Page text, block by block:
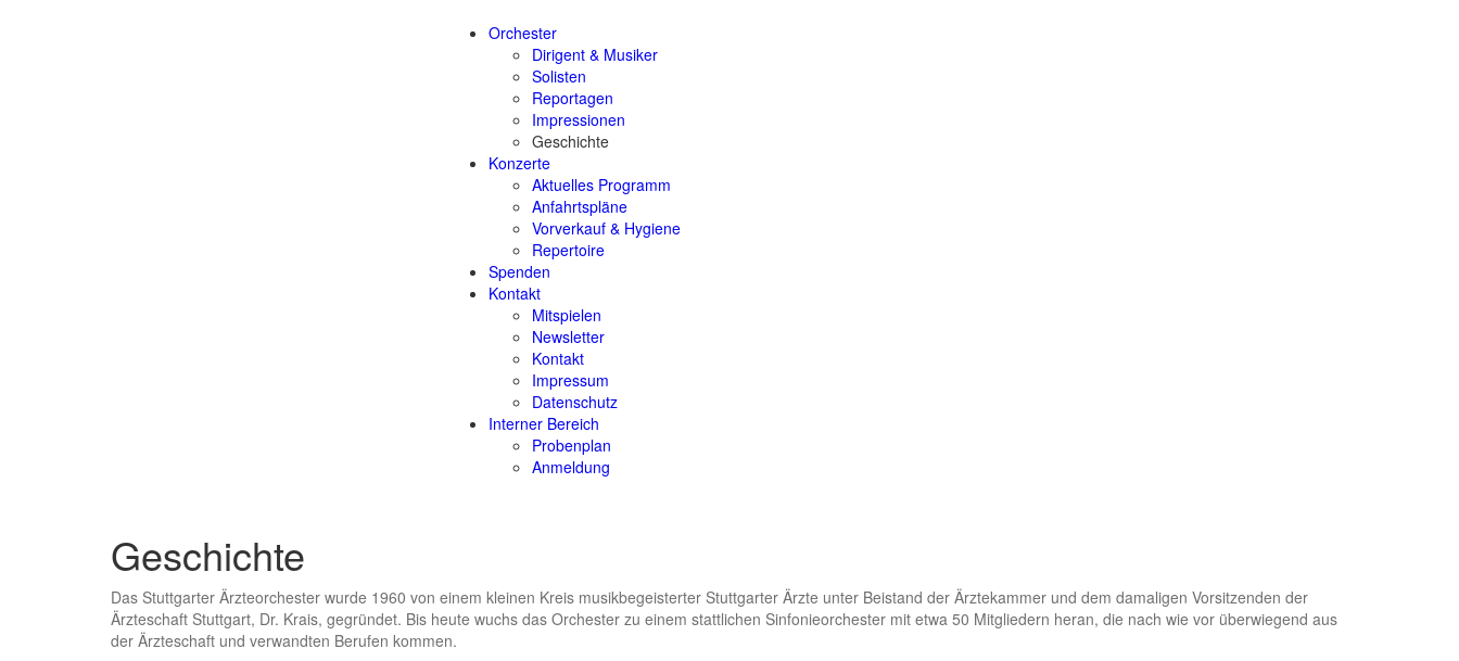
Orchester
Dirigent & Musiker
Solisten
Reportagen
Impressionen
Geschichte
Konzerte
Aktuelles Programm
Anfahrtspläne
Vorverkauf & Hygiene
Repertoire
Spenden
Kontakt
Mitspielen
Newsletter
Kontakt
Impressum
Datenschutz
Interner Bereich
Probenplan
Anmeldung
Geschichte
Das Stuttgarter Ärzteorchester wurde 1960 von einem kleinen Kreis musikbegeisterter Stuttgarter Ärzte unter Beistand der Ärztekammer und dem damaligen Vorsitzenden der
Ärzteschaft Stuttgart, Dr. Krais, gegründet. Bis heute wuchs das Orchester zu einem stattlichen Sinfonieorchester mit etwa 50 Mitgliedern heran, die nach wie vor überwiegend aus
der Ärzteschaft und verwandten Berufen kommen.